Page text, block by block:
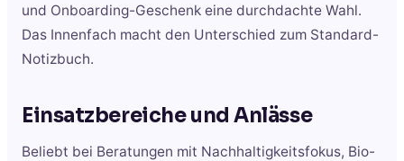
und Onboarding-Geschenk eine durchdachte Wahl.
Das Innenfach macht den Unterschied zum Standard-
Notizbuch.
Einsatzbereiche und Anlässe
Beliebt bei Beratungen mit Nachhaltigkeitsfokus, Bio-